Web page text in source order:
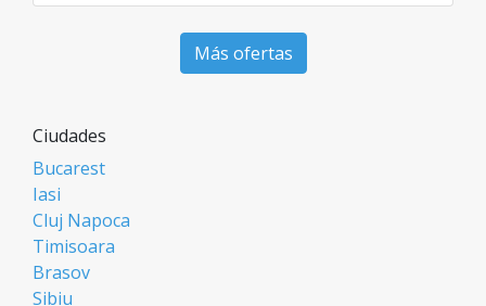
Más ofertas
Ciudades
Bucarest
Iasi
Cluj Napoca
Timisoara
Brasov
Sibiu